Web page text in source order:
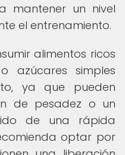
mantener un nivel
el entrenamiento.
alimentos ricos
azúcares simples
ya que pueden
de pesadez o un
de una rápida
optar por